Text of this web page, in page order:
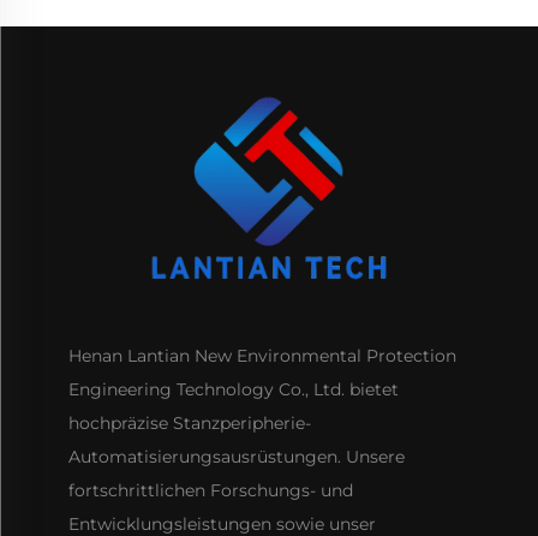
Henan Lantian New Environmental Protection
Engineering Technology Co., Ltd. bietet
hochpräzise Stanzperipherie-
Automatisierungsausrüstungen. Unsere
fortschrittlichen Forschungs- und
Entwicklungsleistungen sowie unser